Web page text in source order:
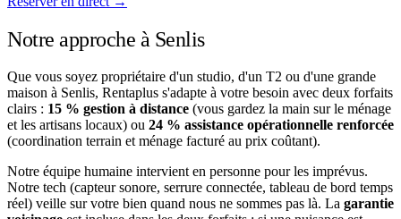
Notre approche à Senlis
Que vous soyez propriétaire d'un studio, d'un T2 ou d'une grande
maison à Senlis, Rentaplus s'adapte à votre besoin avec deux forfaits
clairs : 15 % gestion à distance (vous gardez la main sur le ménage
et les artisans locaux) ou 24 % assistance opérationnelle renforcée
(coordination terrain et ménage facturé au prix coûtant).
Notre équipe humaine intervient en personne pour les imprévus.
Notre tech (capteur sonore, serrure connectée, tableau de bord temps
réel) veille sur votre bien quand nous ne sommes pas là. La garantie